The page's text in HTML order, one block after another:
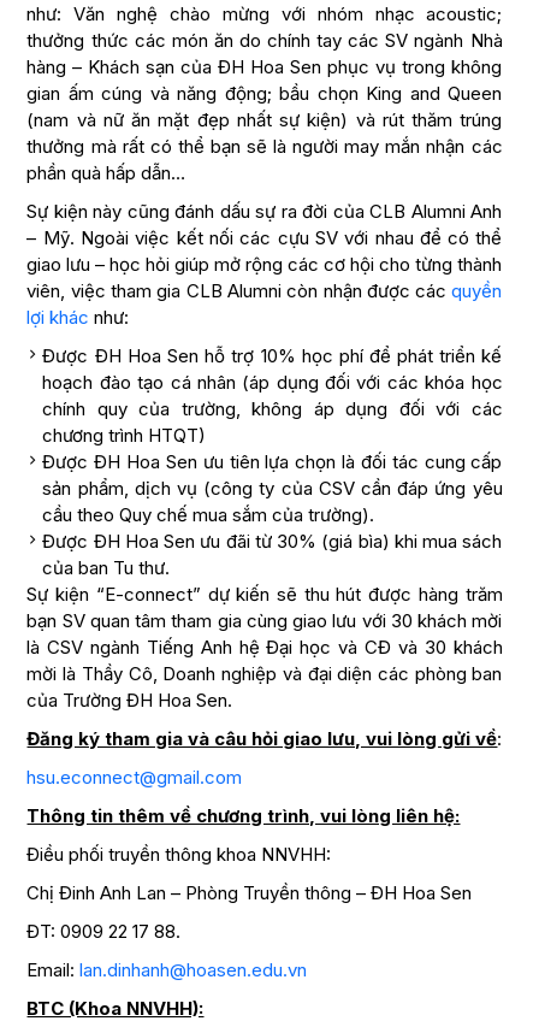
như: Văn nghệ chào mừng với nhóm nhạc acoustic;
thưởng thức các món ăn do chính tay các SV ngành Nhà
hàng – Khách sạn của ĐH Hoa Sen phục vụ trong không
gian ấm cúng và năng động; bầu chọn King and Queen
(nam và nữ ăn mặt đẹp nhất sự kiện) và rút thăm trúng
thưởng mà rất có thể bạn sẽ là người may mắn nhận các
phần quà hấp dẫn…
Sự kiện này cũng đánh dấu sự ra đời của CLB Alumni Anh
– Mỹ. Ngoài việc kết nối các cựu SV với nhau để có thể
giao lưu – học hỏi giúp mở rộng các cơ hội cho từng thành
viên, việc tham gia CLB Alumni còn nhận được cácquyền
lợi khác như:
Được ĐH Hoa Sen hỗ trợ 10% học phí để phát triển kế
hoạch đào tạo cá nhân (áp dụng đối với các khóa học
chính quy của trường, không áp dụng đối với các
chương trình HTQT)
Được ĐH Hoa Sen ưu tiên lựa chọn là đối tác cung cấp
sản phẩm, dịch vụ (công ty của CSV cần đáp ứng yêu
cầu theo Quy chế mua sắm của trường).
Được ĐH Hoa Sen ưu đãi từ 30% (giá bìa) khi mua sách
của ban Tu thư.
Sự kiện “E-connect” dự kiến sẽ thu hút được hàng trăm
bạn SV quan tâm tham gia cùng giao lưu với 30 khách mời
là CSV ngành Tiếng Anh hệ Đại học và CĐ và 30 khách
mời là Thầy Cô, Doanh nghiệp và đại diện các phòng ban
của Trường ĐH Hoa Sen.
Đăng ký tham gia và câu hỏi giao lưu, vui lòng gửi về:
hsu.econnect@gmail.com
Thông tin thêm về chương trình, vui lòng liên hệ:
Điều phối truyền thông khoa NNVHH:
Chị Đinh Anh Lan – Phòng Truyền thông – ĐH Hoa Sen
ĐT: 0909 22 17 88.
Email:lan.dinhanh@hoasen.edu.vn
BTC (Khoa NNVHH):